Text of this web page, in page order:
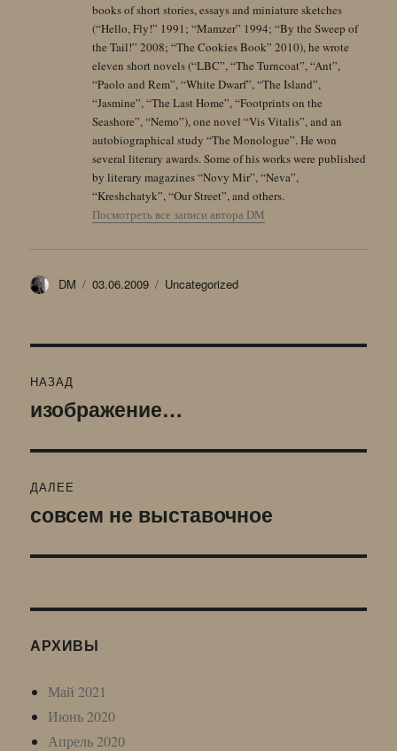
books of short stories, essays and miniature sketches
(“Hello, Fly!” 1991; “Mamzer” 1994; “By the Sweep of
the Tail!” 2008; “The Cookies Book” 2010), he wrote
eleven short novels (“LBC”, “The Turncoat”, “Ant”,
“Paolo and Rem”, “White Dwarf”, “The Island”,
“Jasmine”, “The Last Home”, “Footprints on the
Seashore”, “Nemo”), one novel “Vis Vitalis”, and an
autobiographical study “The Monologue”. He won
several literary awards. Some of his works were published
by literary magazines “Novy Mir”, “Neva”,
“Kreshchatyk”, “Our Street”, and others.
Посмотреть все записи автора DM
Автор
DM Опубликовано
03.06.2009 Рубрики
Uncategorized
по
НАЗАД
Предыдущая
изображение…
ДАЛЕЕ
Следующая
совсем не выставочное
АРХИВЫ
Май 2021
Июнь 2020
Апрель 2020